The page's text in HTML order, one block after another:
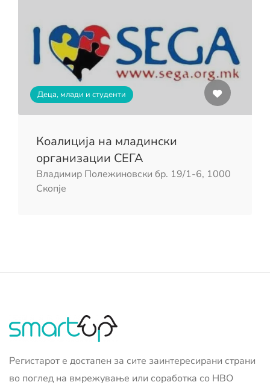
Деца, млади и студенти
Коалиција на младински
организации СЕГА
Владимир Полежиновски бр. 19/1-6, 1000
Скопје
Регистарот е достапен за сите заинтересирани страни
во поглед на вмрежување или соработка со НВО